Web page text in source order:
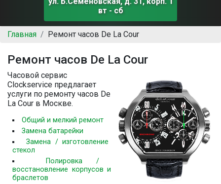
вт - сб
Главная Ремонт часов De La Cour
Ремонт часов De La Cour
Часовой сервис
Clockservice предлагает
услуги по ремонту часов De
La Cour в Москве.
Общий и мелкий ремонт
Замена батарейки
Замена / изготовление
стекол
Полировка /
восстановление корпусов и
браслетов